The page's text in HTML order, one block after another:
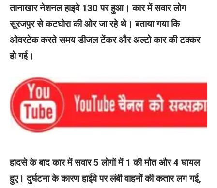
तानाखार नेशनल हाइवे 130 पर हुआ। कार में सवार लोग
सूरजपुर से कटघोरा की ओर जा रहे थे। बताया गया कि
ओवरटेक करते समय डीजल टेंकर और अल्टो कार की टक्कर
हो गई।
हादसे के बाद कार में सवार 5 लोगों में 1 की मौत और 4 घायल
हुए। दुर्घटना के कारण हाईवे पर लंबी वाहनों की कतार लग गई,